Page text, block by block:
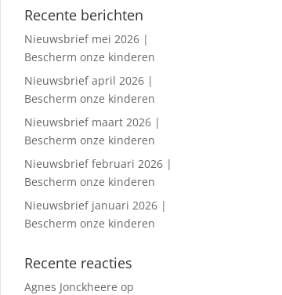
Recente berichten
Nieuwsbrief mei 2026 |
Bescherm onze kinderen
Nieuwsbrief april 2026 |
Bescherm onze kinderen
Nieuwsbrief maart 2026 |
Bescherm onze kinderen
Nieuwsbrief februari 2026 |
Bescherm onze kinderen
Nieuwsbrief januari 2026 |
Bescherm onze kinderen
Recente reacties
Agnes Jonckheere op